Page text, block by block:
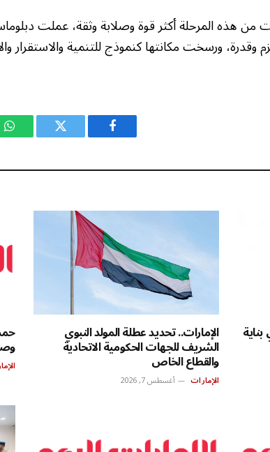
من هذه المرحلة أكثر قوة وصلابة وثقة، عملت
ورسخت مكانتها كنموذج للتنمية والاستقرار
فيسبوك تويتر
الإمارات.. تحديد عطلة المولد النبوي
الشريف للجهات الحكومية الاتحادية
والقطاع الخاص
الإمارات أغسطس 7, 2026